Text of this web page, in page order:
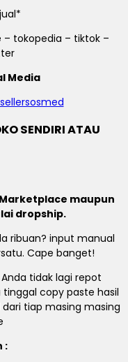
– tokopedia – tiktok –
Media
SENDIRI ATAU
maupun
dropship.
ribuan? input manual
Cape banget!
tidak lagi repot
copy paste hasil
tiap masing masing
: